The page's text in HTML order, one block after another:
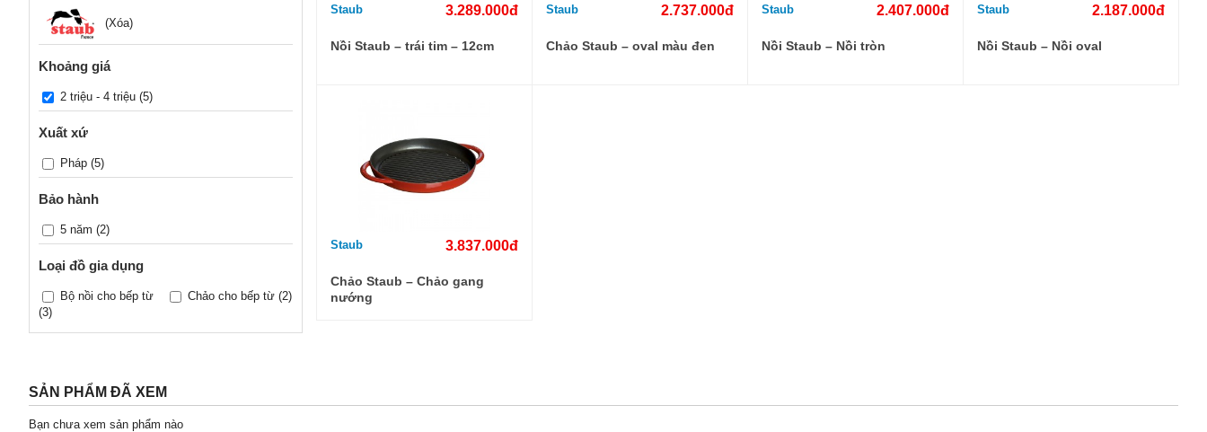
Staub 3.289.000đ
Nồi Staub – trái tim – 12cm
Staub 2.737.000đ
Chảo Staub – oval màu đen
Staub 2.407.000đ
Nồi Staub – Nồi tròn
Staub 2.187.000đ
Nồi Staub – Nồi oval
Staub 3.837.000đ
Chảo Staub – Chảo gang
nướng
(Xóa)
Khoảng giá
2 triệu - 4 triệu (5)
Xuất xứ
Pháp (5)
Bảo hành
5 năm (2)
Loại đồ gia dụng
Bộ nồi cho bếp từ
(3)
Chảo cho bếp từ (2)
SẢN PHẨM ĐÃ XEM
Bạn chưa xem sản phẩm nào